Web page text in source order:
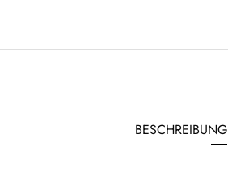
BESCHREIBUNG